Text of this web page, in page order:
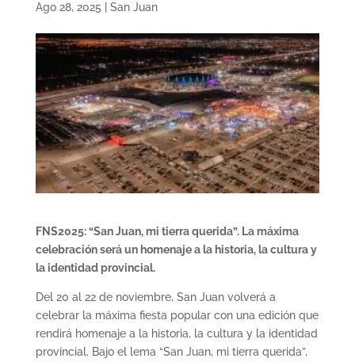
Ago 28, 2025 San Juan
FNS2025: “San Juan, mi tierra querida”. La máxima
celebración será un homenaje a la historia, la cultura y
la identidad provincial.
Del 20 al 22 de noviembre, San Juan volverá a
celebrar la máxima fiesta popular con una edición que
rendirá homenaje a la historia, la cultura y la identidad
provincial. Bajo el lema “San Juan, mi tierra querida”,